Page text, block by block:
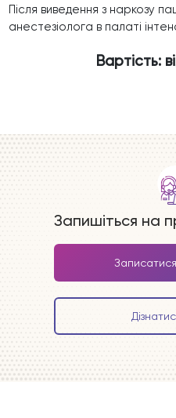
Після виведення з наркозу
анестезіолога в палаті
Вартість:
Запишіться на